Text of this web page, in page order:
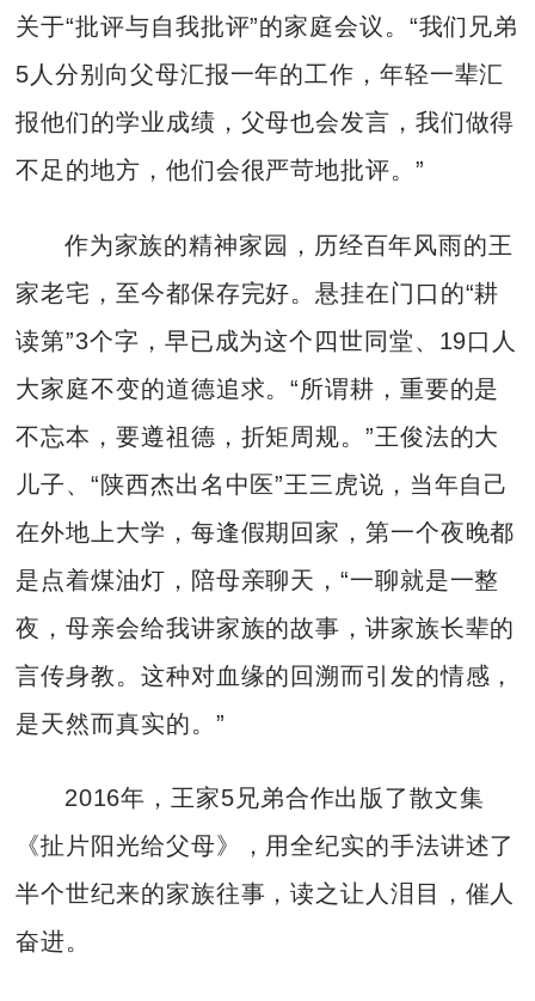
关于“批评与自我批评”的家庭会议。“我们兄弟
5人分别向父母汇报一年的工作，年轻一辈汇
报他们的学业成绩，父母也会发言，我们做得
不足的地方，他们会很严苛地批评。”
作为家族的精神家园，历经百年风雨的王
家老宅，至今都保存完好。悬挂在门口的“耕
读第”3个字，早已成为这个四世同堂、19口人
大家庭不变的道德追求。“所谓耕，重要的是
不忘本，要遵祖德，折矩周规。”王俊法的大
儿子、“陕西杰出名中医”王三虎说，当年自己
在外地上大学，每逢假期回家，第一个夜晚都
是点着煤油灯，陪母亲聊天，“一聊就是一整
夜，母亲会给我讲家族的故事，讲家族长辈的
言传身教。这种对血缘的回溯而引发的情感，
是天然而真实的。”
2016年，王家5兄弟合作出版了散文集
《扯片阳光给父母》，用全纪实的手法讲述了
半个世纪来的家族往事，读之让人泪目，催人
奋进。